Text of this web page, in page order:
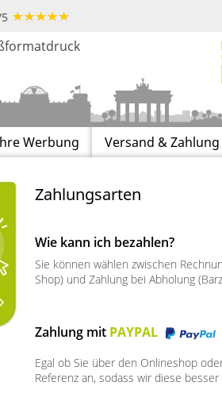
Werbung Versand & Zahlung
Zahlungsarten
Wie kann ich bezahlen?
Sie können wählen zwischen
Shop) und Zahlung bei Abholung
Zahlung mit PAYPAL
Egal ob Sie über den Onlineshop
Referenz an, sodass wir diese